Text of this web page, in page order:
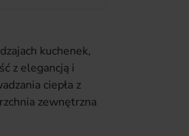
kuchenek,
z elegancją i
ciepła z
zewnętrzna